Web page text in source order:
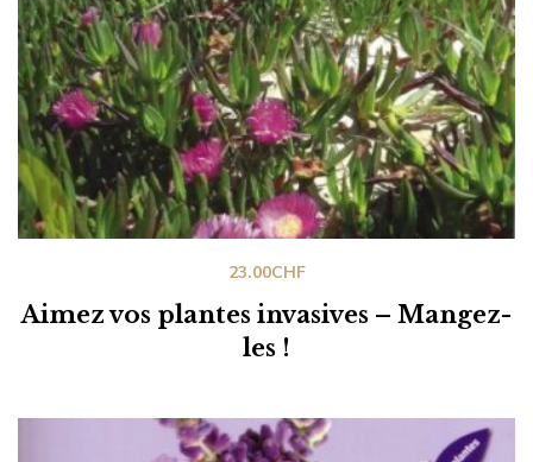
Aimez vos plantes invasives – Mangez-
les !
23.00CHF